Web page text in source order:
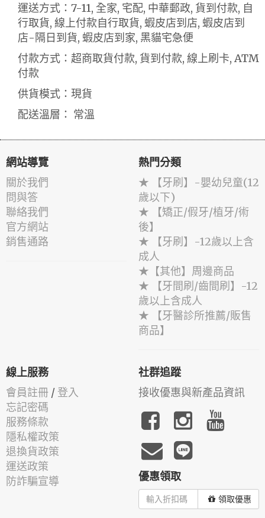
運送方式：7-11, 全家, 宅配, 中華郵政, 貨到付款, 自
行取貨, 線上付款自行取貨, 蝦皮店到店, 蝦皮店到
店-隔日到貨, 蝦皮店到家, 黑貓宅急便
付款方式：超商取貨付款, 貨到付款, 線上刷卡, ATM
付款
供貨模式：現貨
配送溫層： 常溫
網站導覽
關於我們
問與答
聯絡我們
官方網站
銷售通路
熱門分類
★ 【牙刷】-嬰幼兒童(12
歲以下)
★ 【矯正/假牙/植牙/術
後】
★ 【牙刷】-12歲以上含
成人
★【其他】周邊商品
★ 【牙間刷/齒間刷】-12
歲以上含成人
★ 【牙醫診所推薦/販售
商品】
線上服務
會員註冊 / 登入
忘記密碼
服務條款
隱私權政策
退換貨政策
運送政策
防詐騙宣導
社群追蹤
接收優惠與新產品資訊
優惠領取
領取優惠